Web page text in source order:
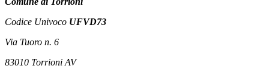
Codice Univoco UFVD73
Via Tuoro n. 6
83010 Torrioni AV